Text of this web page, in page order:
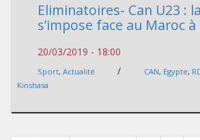
Eliminatoires- Can U23 :
s’impose face au Maroc
20/03/2019 - 18:00
Sport, Actualité / CAN, Egypte,
Kinshasa